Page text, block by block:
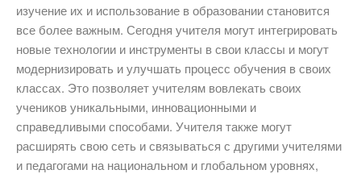
изучение их и использование в образовании становится
все более важным. Сегодня учителя могут интегрировать
новые технологии и инструменты в свои классы и могут
модернизировать и улучшать процесс обучения в своих
классах. Это позволяет учителям вовлекать своих
учеников уникальными, инновационными и
справедливыми способами. Учителя также могут
расширять свою сеть и связываться с другими учителями
и педагогами на национальном и глобальном уровнях,